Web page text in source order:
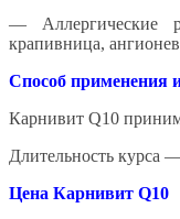
— Аллергические
крапивница,
Способ применения
Карнивит Q10
Длительность курса
Цена Карнивит Q10